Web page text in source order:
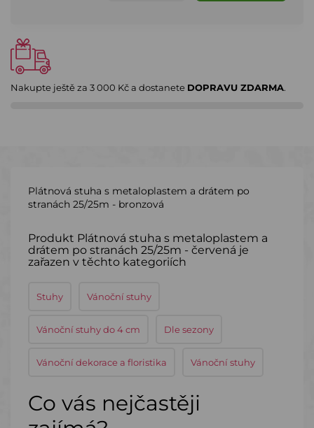
Nakupte ještě za 3 000 Kča dostanete DOPRAVU ZDARMA.
Plátnová stuha s metaloplastem a drátem po
stranách 25/25m - bronzová
Produkt Plátnová stuha s metaloplastem a
drátem po stranách 25/25m - červená je
zařazen v těchto kategoriích
Stuhy Vánoční stuhy
Vánoční stuhy do 4 cm Dle sezony
Vánoční dekorace a floristika Vánoční stuhy
Co vás nejčastěji